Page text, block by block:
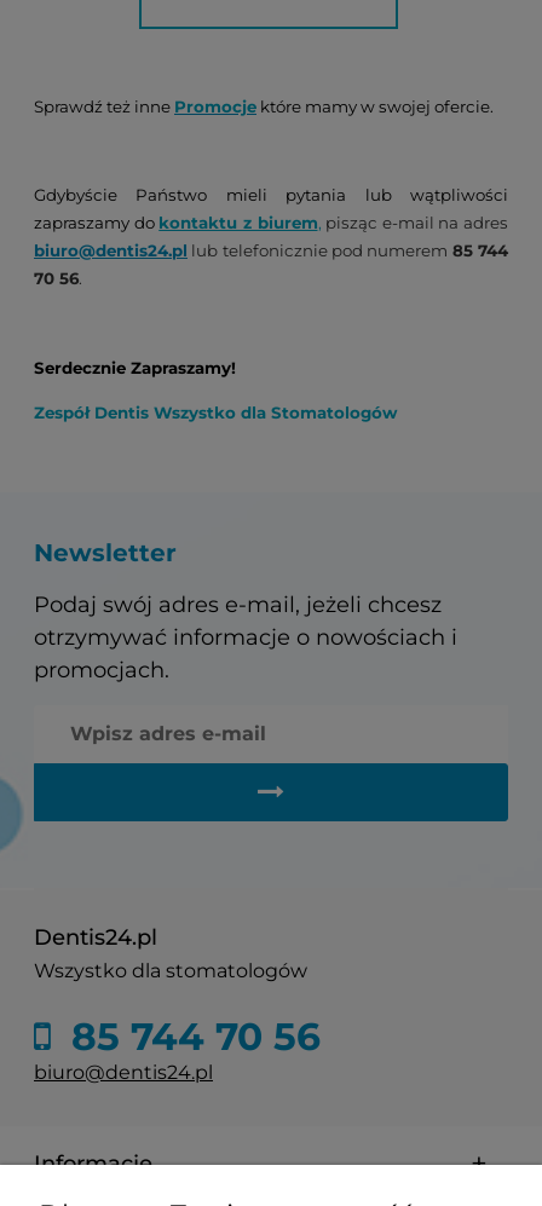
Sprawdź też inne Promocje które mamy w swojej ofercie.
Gdybyście Państwo mieli pytania lub wątpliwości
zapraszamy do kontaktu z biurem, pisząc e-mail na adres
biuro@dentis24.pl lub telefonicznie pod numerem 85 744
70 56.
Serdecznie Zapraszamy!
Zespół Dentis Wszystko dla Stomatologów
Newsletter
Podaj swój adres e-mail, jeżeli chcesz
otrzymywać informacje o nowościach i
promocjach.
Dentis24.pl
Wszystko dla stomatologów
85 744 70 56
biuro@dentis24.pl
Informacje